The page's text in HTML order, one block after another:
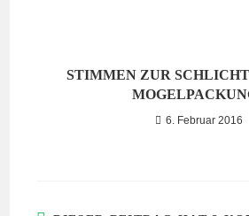
STIMMEN ZUR
6. Februar 2016